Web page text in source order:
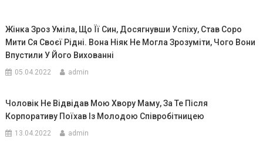
Жінка Зроз Уміла, Що Її Син, Досягнувши Успіху, Став Соро
Мити Ся Своєї Рідні. Вона Ніяк Не Могла Зрозуміти, Чого Вони
Впустили У Його Вихованні
05.04.2022 admin
Чоловік Не Відвідав Мою Хвоpу Маму, За Те Після
Корпоративу Поїхав Із Молодою Співробітницею
13.04.2022 admin